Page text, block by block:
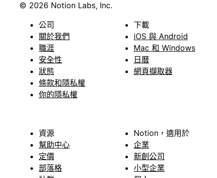
© 2026 Notion Labs, Inc.
公司
關於我們
職涯
安全性
狀態
條款和隱私權
你的隱私權
下載
iOS 與 Android
Mac 和 Windows
日曆
網頁擷取器
資源
幫助中心
定價
部落格
Notion，適用於
企業
新創公司
小型企業